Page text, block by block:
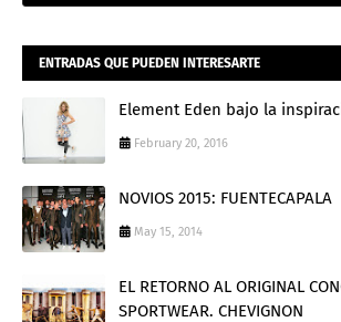
ENTRADAS QUE PUEDEN INTERESARTE
Element Eden bajo la
February 20, 2016
NOVIOS 2015: FUENTECAPALA
May 15, 2014
EL RETORNO AL ORIGINAL
SPORTWEAR. CHEVIGNON